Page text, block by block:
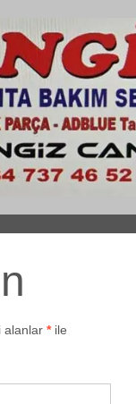
alanlar *ile